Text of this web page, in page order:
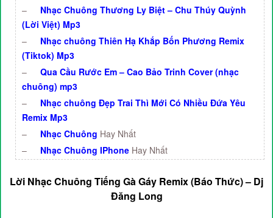
–
Nhạc Chuông Thương Ly Biệt – Chu Thúy Quỳnh
(Lời Việt) Mp3
–
Nhạc chuông Thiên Hạ Khắp Bốn Phương Remix
(Tiktok) Mp3
–
Qua Cầu Rước Em – Cao Bảo Trinh Cover (nhạc
chuông) mp3
–
Nhạc chuông Đẹp Trai Thì Mới Có Nhiều Đứa Yêu
Remix Mp3
–
Nhạc Chuông Hay Nhất
–
Nhạc Chuông IPhone Hay Nhất
Lời Nhạc Chuông Tiếng Gà Gáy Remix (Báo Thức) – Dj
Đăng Long